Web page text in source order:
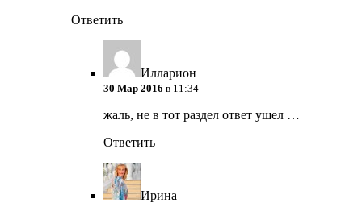
Ответить
Илларион
30 Мар 2016 в 11:34
жаль, не в тот раздел ответ ушел …
Ответить
Ирина